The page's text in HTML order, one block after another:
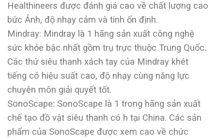
Healthineers được đánh giá cao về chất lượng cao
bức Ảnh, độ nhạy cảm và tính ổn định.
Mindray: Mindray là 1 hãng sản xuất công nghệ
sức khỏe bậc nhất gồm trụ trực thuộc Trung Quốc.
Các thứ siêu thanh xách tay của Mindray khét
tiếng có hiệu suất cao, độ nhạy cùng năng lực
chuyên môn giải quyết tốt.
SonoScape: SonoScape là 1 trong hãng sản xuất
chế tạo đồ vật siêu thanh có h tại China. Các sản
phẩm của SonoScape được xem cao về chức